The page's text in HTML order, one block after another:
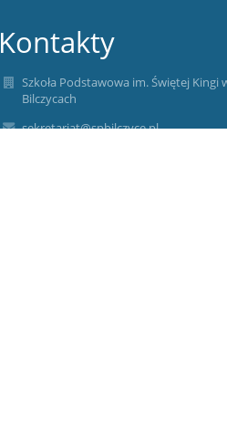
Kontakty
Szkoła Podstawowa im. Świętej Kingi
Bilczycach
sekretariat@spbilczyce.pl